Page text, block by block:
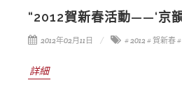
“2012賀新春活動——‘京
2012年02月11日 # 2012 # 賀新春
詳細